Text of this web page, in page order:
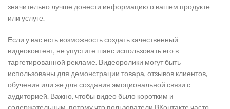
значительно лучше донести информацию о вашем продукте
или услуге.
Если у вас есть возможность создать качественный
видеоконтент, не упустите шанс использовать его в
таргетированной рекламе. Видеоролики могут быть
использованы для демонстрации товара, отзывов клиентов,
обучения или же для создания эмоциональной связи с
аудиторией. Важно, чтобы видео было коротким и
содержательным, потому что пользователи ВКонтакте часто